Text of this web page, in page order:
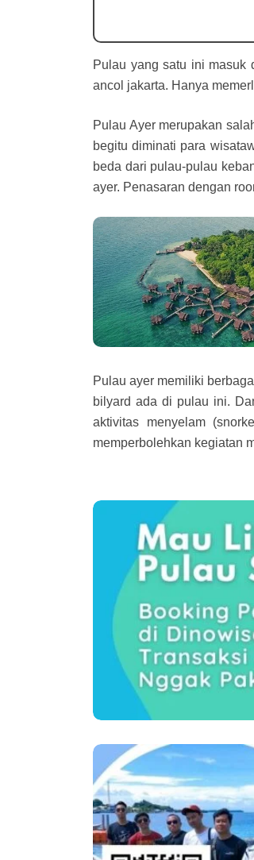
Pulau yang satu ini masuk
ancol jakarta. Hanya
Pulau Ayer merupakan
begitu diminati para
beda dari pulau-pulau
ayer. Penasaran dengan
Pulau ayer memiliki
bilyard ada di pulau ini.
aktivitas menyelam
memperbolehkan kegiatan